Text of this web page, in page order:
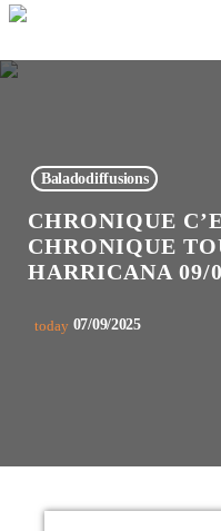
Baladodiffusions
CHRONIQUE
CHRONIQUE
HARRICANA 09/
today 07/09/2025